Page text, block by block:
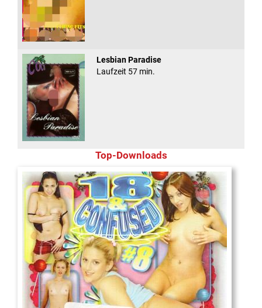
Lesbian Paradise
Laufzeit 57 min.
Top-Downloads